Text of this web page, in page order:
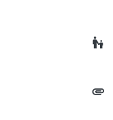
escalator_warning
attachment